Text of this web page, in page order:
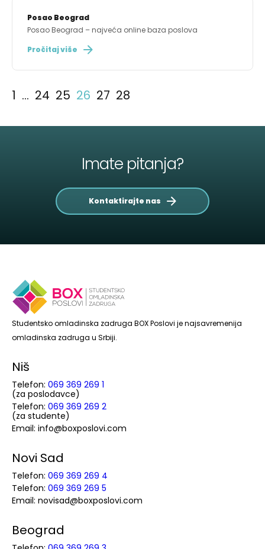
Posao Beograd
Posao Beograd – najveća online baza poslova
Pročitaj više
1 … 24 25 26 27 28
Imate pitanja?
Kontaktirajte nas
Studentsko omladinska zadruga BOX Poslovi je najsavremenija
omladinska zadruga u Srbiji.
Niš
Telefon: 069 369 269 1
(za poslodavce)
Telefon: 069 369 269 2
(za studente)
Email: info@boxposlovi.com
Novi Sad
Telefon: 069 369 269 4
Telefon: 069 369 269 5
Email: novisad@boxposlovi.com
Beograd